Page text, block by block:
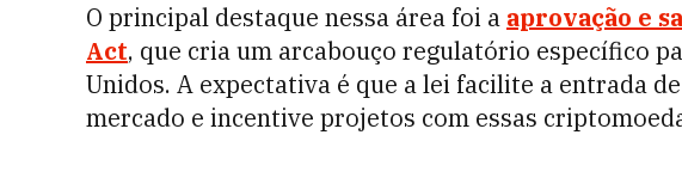
O principal destaque nessa área foi a aprovação e
Act, que cria um arcabouço regulatório específico
Unidos. A expectativa é que a lei facilite a entrada
mercado e incentive projetos com essas